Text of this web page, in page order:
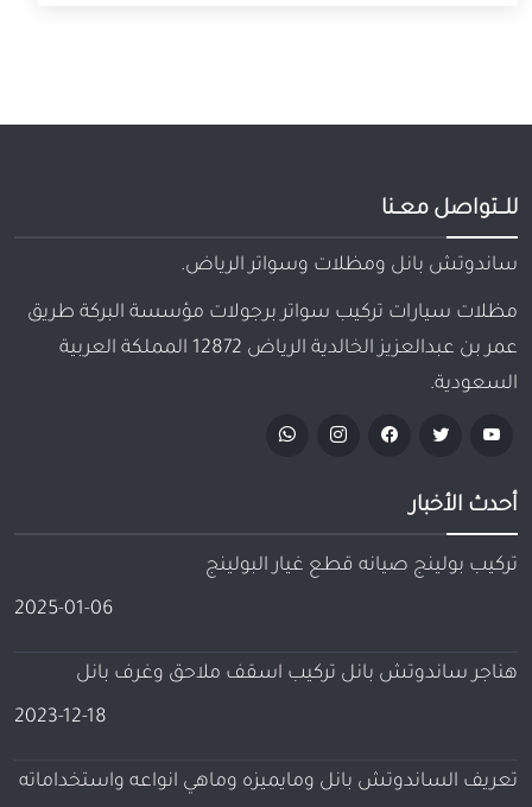
للـــتواصل معــنا
ساندوتش بانل ومظلات وسواتر الرياض.
مظلات سيارات تركيب سواتر برجولات مؤسسة البركة طريق
عمر بن عبدالعزيز الخالدية الرياض 12872 المملكة العربية
السعودية.
أحدث الأخبار
تركيب بولينج صيانه قطع غيار البولينج
2025-01-06
هناجر ساندوتش بانل تركيب اسقف ملاحق وغرف بانل
2023-12-18
تعريف الساندوتش بانل ومايميزه وماهي انواعه واستخداماته